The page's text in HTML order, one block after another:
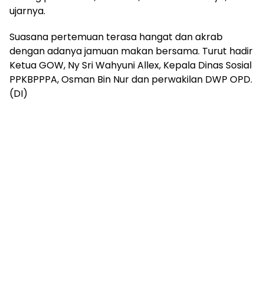
ujarnya.
Suasana pertemuan terasa hangat dan akrab
dengan adanya jamuan makan bersama. Turut hadir
Ketua GOW, Ny Sri Wahyuni Allex, Kepala Dinas Sosial
PPKBPPPA, Osman Bin Nur dan perwakilan DWP OPD.
(DI)